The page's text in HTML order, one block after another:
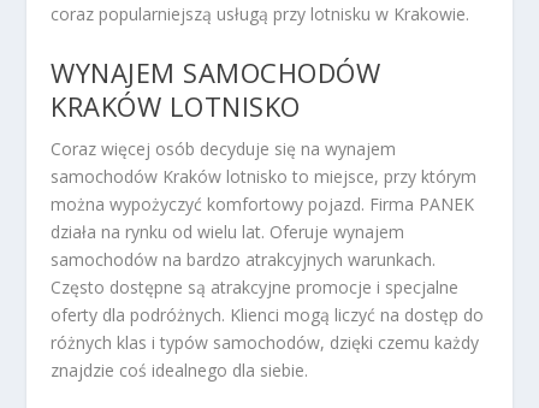
coraz popularniejszą usługą przy lotnisku w Krakowie.
WYNAJEM SAMOCHODÓW
KRAKÓW LOTNISKO
Coraz więcej osób decyduje się na wynajem
samochodów Kraków lotnisko to miejsce, przy którym
można wypożyczyć komfortowy pojazd. Firma PANEK
działa na rynku od wielu lat. Oferuje wynajem
samochodów na bardzo atrakcyjnych warunkach.
Często dostępne są atrakcyjne promocje i specjalne
oferty dla podróżnych. Klienci mogą liczyć na dostęp do
różnych klas i typów samochodów, dzięki czemu każdy
znajdzie coś idealnego dla siebie.